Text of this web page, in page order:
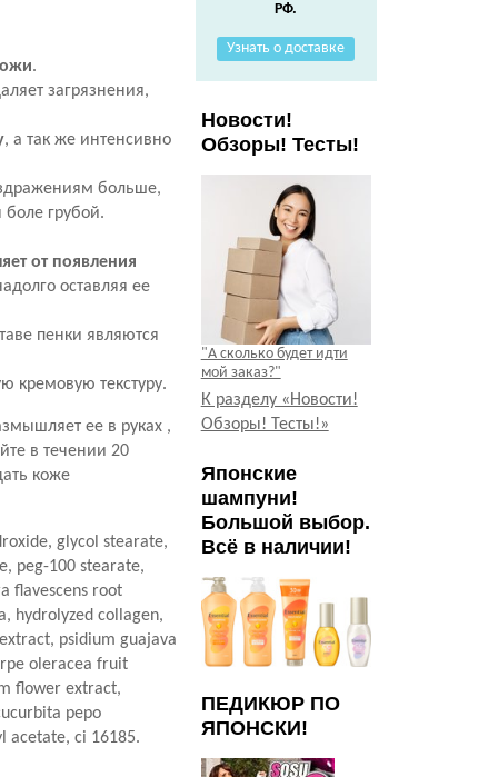
.
загрязнения,
, а так же интенсивно
больше,
боле грубой.
от появления
оставляя ее
пенки являются
текстуру.
ее в руках ,
в течении 20
коже
glycol stearate,
peg-100 stearate,
flavescens root
hydrolyzed collagen,
psidium guajava
oleracea fruit
flower extract,
pepo
acetate, ci 16185.
РФ.
Узнать о доставке
Новости!
Обзоры! Тесты!
"А сколько будет идти
мой заказ?"
К разделу «Новости!
Обзоры! Тесты!»
Японские
шампуни!
Большой выбор.
Всё в наличии!
ПЕДИКЮР ПО
ЯПОНСКИ!